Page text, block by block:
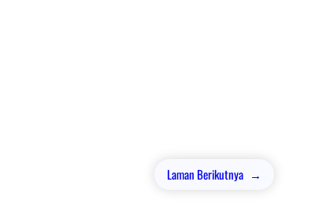
Laman Berikutnya →